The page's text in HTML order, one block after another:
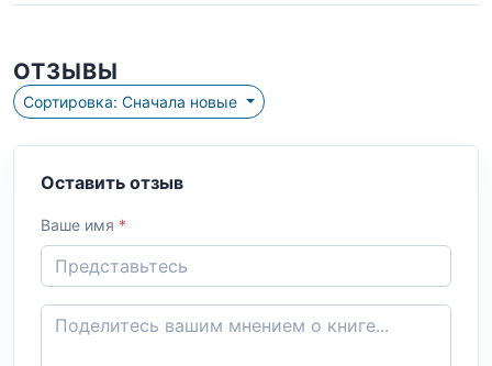
ОТЗЫВЫ
Сортировка: Сначала новые
Оставить отзыв
Ваше имя *